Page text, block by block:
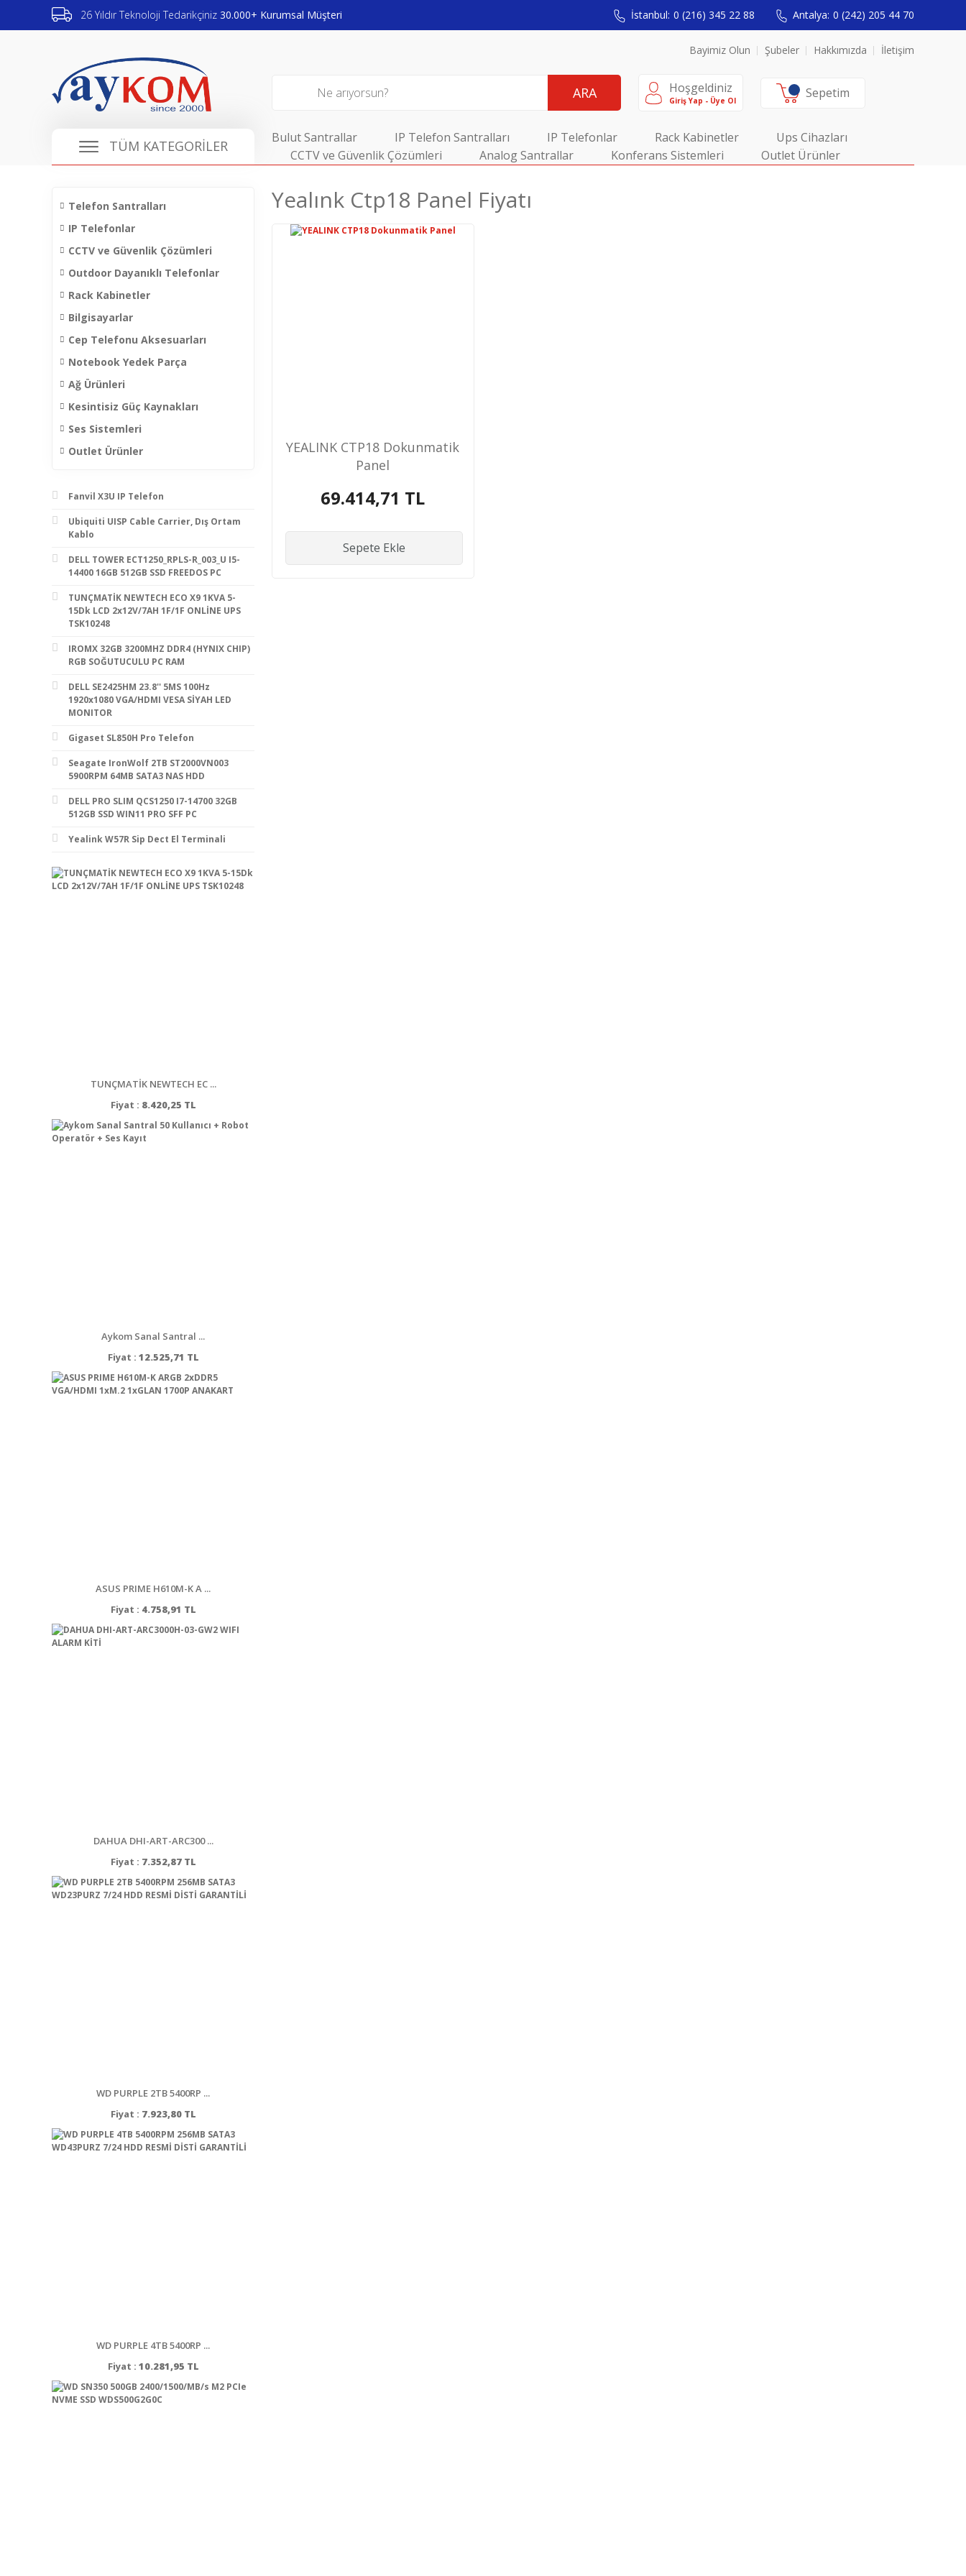
26 Yıldır Teknoloji Tedarikçiniz 30.000+ Kurumsal Müşteri İstanbul: 0 (216) 345 22 88 Antalya: 0 (242) 205 44 70
Bayimiz Olun Şubeler Hakkımızda İletişim
ARA Hoşgeldiniz
Giriş Yap - Üye Ol Sepetim
TÜM KATEGORİLER Bulut Santrallar IP Telefon Santralları IP Telefonlar Rack Kabinetler
Ups Cihazları
CCTV ve Güvenlik Çözümleri
Analog Santrallar Konferans Sistemleri Outlet Ürünler
Telefon Santralları
IP Telefonlar
CCTV ve Güvenlik Çözümleri
Outdoor Dayanıklı Telefonlar
Rack Kabinetler
Bilgisayarlar
Cep Telefonu Aksesuarları
Notebook Yedek Parça
Ağ Ürünleri
Kesintisiz Güç Kaynakları
Ses Sistemleri
Outlet Ürünler
Fanvil X3U IP Telefon
Ubiquiti UISP Cable Carrier, Dış Ortam
Kablo
DELL TOWER ECT1250_RPLS-R_003_U I5-
14400 16GB 512GB SSD FREEDOS PC
TUNÇMATİK NEWTECH ECO X9 1KVA 5-
15Dk LCD 2x12V/7AH 1F/1F ONLİNE UPS
TSK10248
IROMX 32GB 3200MHZ DDR4 (HYNIX CHIP)
RGB SOĞUTUCULU PC RAM
DELL SE2425HM 23.8'' 5MS 100Hz
1920x1080 VGA/HDMI VESA SİYAH LED
MONITOR
Gigaset SL850H Pro Telefon
Seagate IronWolf 2TB ST2000VN003
5900RPM 64MB SATA3 NAS HDD
DELL PRO SLIM QCS1250 I7-14700 32GB
512GB SSD WIN11 PRO SFF PC
Yealink W57R Sip Dect El Terminali
TUNÇMATİK NEWTECH EC ...
Fiyat : 8.420,25 TL
Aykom Sanal Santral ...
Fiyat : 12.525,71 TL
ASUS PRIME H610M-K A ...
Fiyat : 4.758,91 TL
DAHUA DHI-ART-ARC300 ...
Fiyat : 7.352,87 TL
WD PURPLE 2TB 5400RP ...
Fiyat : 7.923,80 TL
WD PURPLE 4TB 5400RP ...
Fiyat : 10.281,95 TL
Yealınk Ctp18 Panel Fiyatı
YEALINK CTP18 Dokunmatik
Panel
69.414,71 TL
Sepete Ekle